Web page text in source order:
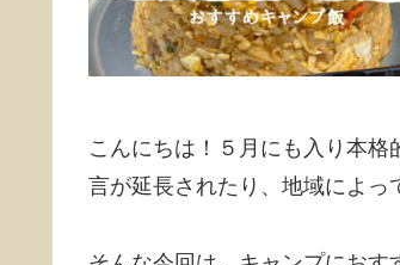
こんにちは！５月にも入り本
言が延長されたり、地域によっ